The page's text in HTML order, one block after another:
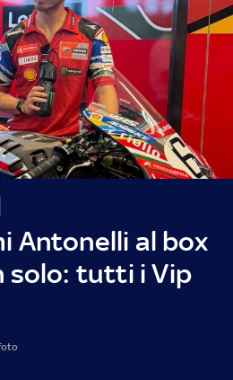
Antonelli al box
solo: tutti i Vip